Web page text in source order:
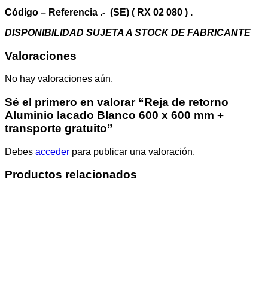
+
gratuito
Código – Referencia .- (SE) ( RX 02 080 ) .
DISPONIBILIDAD SUJETA A STOCK DE FABRICANTE
Valoraciones
No hay valoraciones aún.
Sé el primero en valorar “Reja de retorno
Aluminio lacado Blanco 600 x 600 mm +
transporte gratuito”
Debes acceder para publicar una valoración.
Productos relacionados